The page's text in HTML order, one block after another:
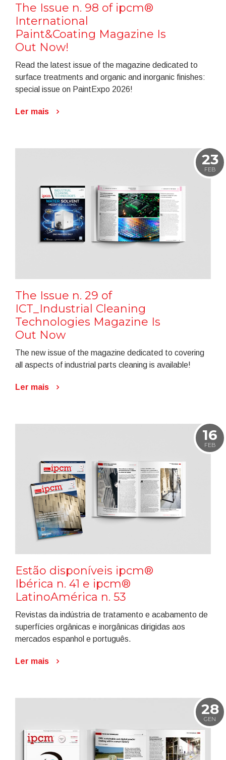
The Issue n. 98 of ipcm®
International
Paint&Coating Magazine Is
Out Now!
Read the latest issue of the magazine dedicated to
surface treatments and organic and inorganic finishes:
special issue on PaintExpo 2026!
Ler mais
23
FEB
The Issue n. 29 of
ICT_Industrial Cleaning
Technologies Magazine Is
Out Now
The new issue of the magazine dedicated to covering
all aspects of industrial parts cleaning is available!
Ler mais
16
FEB
Estão disponíveis ipcm®
Ibérica n. 41 e ipcm®
LatinoAmérica n. 53
Revistas da indústria de tratamento e acabamento de
superfícies orgânicas e inorgânicas dirigidas aos
mercados espanhol e português.
Ler mais
28
GEN